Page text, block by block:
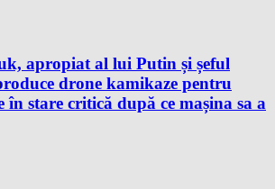
apropiat al lui Putin și șeful
drone kamikaze pentru
în stare critică după ce mașina sa a